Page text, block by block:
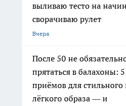
выливаю тесто на
сворачиваю рулет
Вчера
После 50 не
прятаться в балахоны: 5
приёмов для стильного
лёгкого образа — и